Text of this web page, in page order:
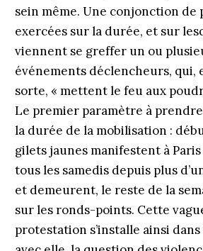
sein même. Une conjonction de
exercées sur la durée, et sur
viennent se greffer un ou
événements déclencheurs, qui,
sorte, « mettent le feu aux
Le premier paramètre à
la durée de la mobilisation :
gilets jaunes manifestent à
tous les samedis depuis plus
et demeurent, le reste de la
sur les ronds-points. Cette
protestation s’installe ainsi